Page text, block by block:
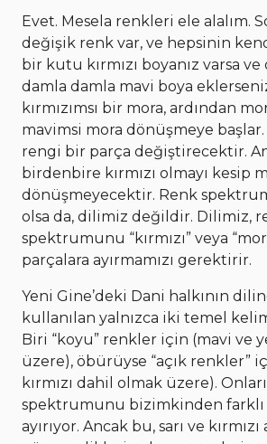
Evet. Mesela renkleri ele alalım.
değişik renk var, ve hepsinin
bir kutu kırmızı boyanız varsa ve
damla damla mavi boya
kırmızımsı bir mora, ardından
mavimsi mora dönüşmeye
rengi bir parça değiştirecektir.
birdenbire kırmızı olmayı kesip
dönüşmeyecektir. Renk
olsa da, dilimiz değildir. Dilimiz,
spektrumunu “kırmızı” veya
parçalara ayırmamızı gerektirir.
Yeni Gine’deki Dani halkının
kullanılan yalnızca iki temel
Biri “koyu” renkler için (mavi ve
üzere), öbürüyse “açık renkler”
kırmızı dahil olmak üzere).
spektrumunu bizimkinden farklı
ayırıyor. Ancak bu, sarı ve